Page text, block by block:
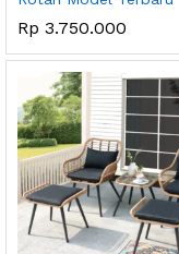
Rp 3.750.000